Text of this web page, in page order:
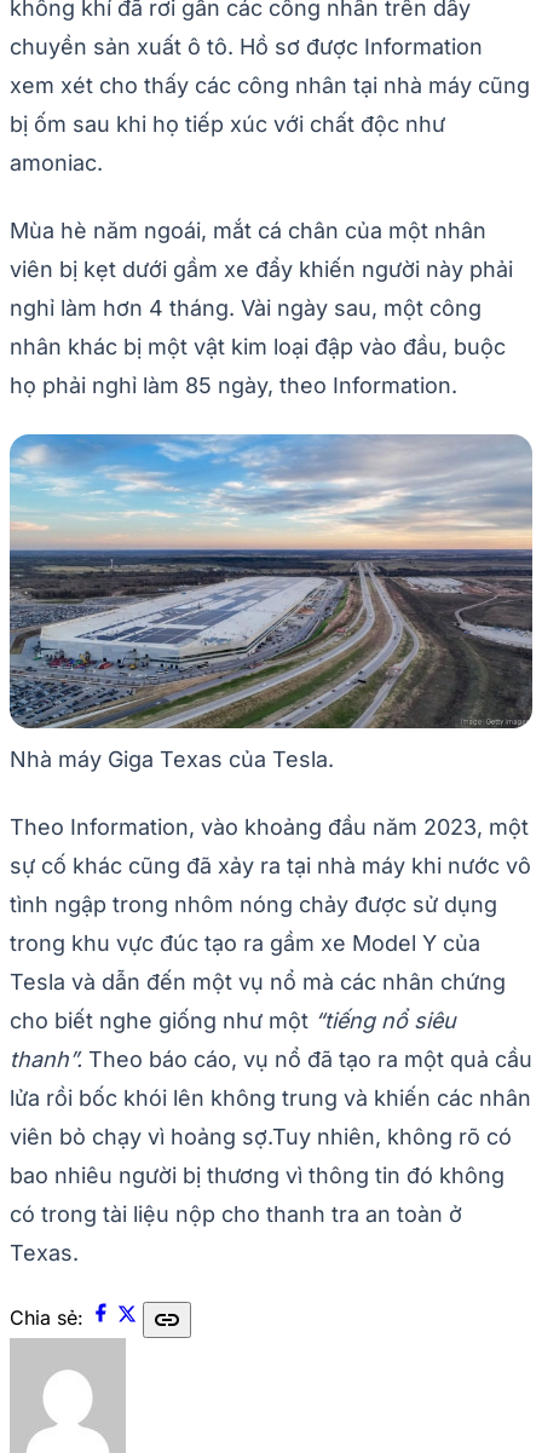
không khí đã rơi gần các công nhân trên dây
chuyền sản xuất ô tô. Hồ sơ được Information
xem xét cho thấy các công nhân tại nhà máy cũng
bị ốm sau khi họ tiếp xúc với chất độc như
amoniac.
Mùa hè năm ngoái, mắt cá chân của một nhân
viên bị kẹt dưới gầm xe đẩy khiến người này phải
nghỉ làm hơn 4 tháng. Vài ngày sau, một công
nhân khác bị một vật kim loại đập vào đầu, buộc
họ phải nghỉ làm 85 ngày, theo Information.
Nhà máy Giga Texas của Tesla.
Theo Information, vào khoảng đầu năm 2023, một
sự cố khác cũng đã xảy ra tại nhà máy khi nước vô
tình ngập trong nhôm nóng chảy được sử dụng
trong khu vực đúc tạo ra gầm xe Model Y của
Tesla và dẫn đến một vụ nổ mà các nhân chứng
cho biết nghe giống như một “tiếng nổ siêu
thanh”. Theo báo cáo, vụ nổ đã tạo ra một quả cầu
lửa rồi bốc khói lên không trung và khiến các nhân
viên bỏ chạy vì hoảng sợ.Tuy nhiên, không rõ có
bao nhiêu người bị thương vì thông tin đó không
có trong tài liệu nộp cho thanh tra an toàn ở
Texas.
Chia sẻ: link